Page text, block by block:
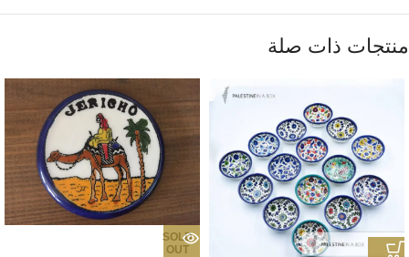
منتجات ذات صلة
SOLD
OUT